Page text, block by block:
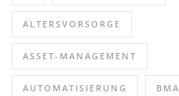
ALTERSVORSORGE
ASSET-MANAGEMENT
AUTOMATISIERUNG BMA